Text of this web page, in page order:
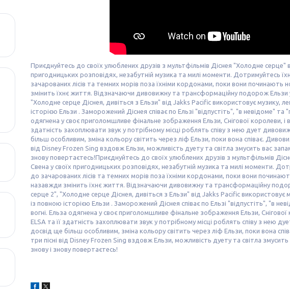
Приєднуйтесь до своїх улюблених друзів з мультфільмів Діснея "Холодне
пригодницьких розповідях, незабутній музика та милі моменти. Дотримуйтесь
зачарованих лісів та темних морів поза їхніми кордонами, поки вони починають
змінить їхнє життя. Відзначаючи дивовижну та трансформаційну подорож
"Холодне серце Діснея, дивіться з Ельзи" від Jakks Pacific використовує музику,
історією Ельзи . Заморожений Діснея співає по Ельзі "відпустіть", "в невідоме"
одягнена у своє приголомшливе фінальне зображення Ельзи, Снігової королеви, і
здатність захоплювати звук у потрібному місці роблять співу з нею дует
більш особливим, зміна кольору світить через ліф Ельзи, поки вона співає.
від Disney Frozen Sing вздовж Ельзи, можливість дуету та світла змусить вас
знову повертаєтесь!Приєднуйтесь до своїх улюблених друзів з мультфільмів
Свена у своїх пригодницьких розповідях, незабутній музика та милі моменти.
до зачарованих лісів та темних морів поза їхніми кордонами, поки вони
назавжди змінить їхнє життя. Відзначаючи дивовижну та трансформаційну
серце 2", "Холодне серце Діснея, дивіться з Ельзи" від Jakks Pacific
із повною історією Ельзи . Заморожений Діснея співає по Ельзі "відпустіть", "в
вогні. Ельза одягнена у своє приголомшливе фінальне зображення Ельзи,
ELSA та її здатність захоплювати звук у потрібному місці роблять співу з нею
досвід ще більш особливим, зміна кольору світить через ліф Ельзи, поки вона
три пісні від Disney Frozen Sing вздовж Ельзи, можливість дуету та світла
знову і знову повертаєтесь!